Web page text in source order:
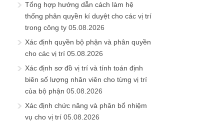
Tổng hợp hướng dẫn cách làm hệ
thống phân quyền kí duyệt cho các vị trí
trong công ty 05.08.2026
Xác định quyền bộ phận và phân quyền
cho các vị trí 05.08.2026
Xác định sơ đồ vị trí và tính toán định
biên số lượng nhân viên cho từng vị trí
của bộ phận 05.08.2026
Xác định chức năng và phân bổ nhiệm
vụ cho vị trí 05.08.2026